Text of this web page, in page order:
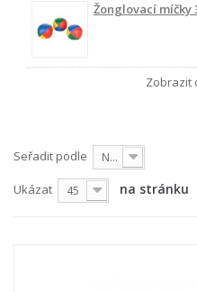
Žonglovací míčky
Zobrazit
Seřadit podle Nejprve produkty skladem
Ukázat 45 na stránku